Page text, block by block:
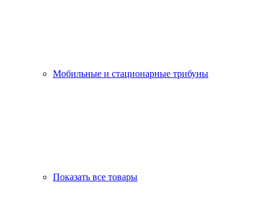
Мобильные и стационарные трибуны
Показать все товары